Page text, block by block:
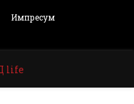
Импресум